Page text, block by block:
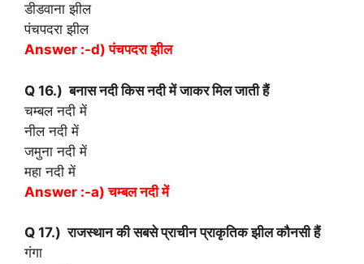
डीडवाना झील
पंचपदरा झील
Answer :-d) पंचपदरा झील
Q 16.) बनास नदी किस नदी में जाकर मिल जाती हैं
चम्बल नदी में
नील नदी में
जमुना नदी में
महा नदी में
Answer :-a) चम्बल नदी में
Q 17.) राजस्थान की सबसे प्राचीन प्राकृतिक झील कौनसी हैं
गंगा